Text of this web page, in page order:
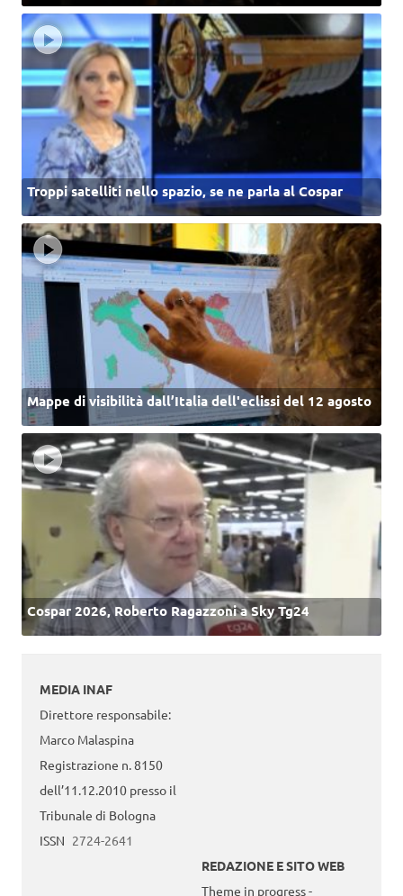
Troppi satelliti nello spazio, se ne parla al Cospar
Mappe di visibilità dall’Italia dell'eclissi del 12 agosto
Cospar 2026, Roberto Ragazzoni a Sky Tg24
MEDIA INAF
Direttore responsabile:
Marco Malaspina
Registrazione n. 8150
dell’11.12.2010 presso il
Tribunale di Bologna
ISSN 2724-2641
REDAZIONE E SITO WEB
Theme in progress -